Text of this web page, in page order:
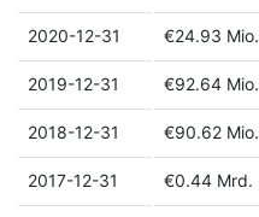
2020-12-31 €24.93 Mio.
2019-12-31 €92.64 Mio.
2018-12-31 €90.62 Mio.
2017-12-31 €0.44 Mrd.